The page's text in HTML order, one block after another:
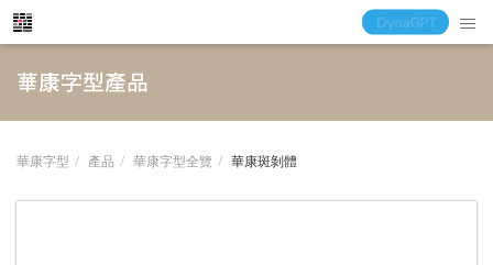
華康字型產品
華康字型 產品 華康字型全覽 華康斑剝體